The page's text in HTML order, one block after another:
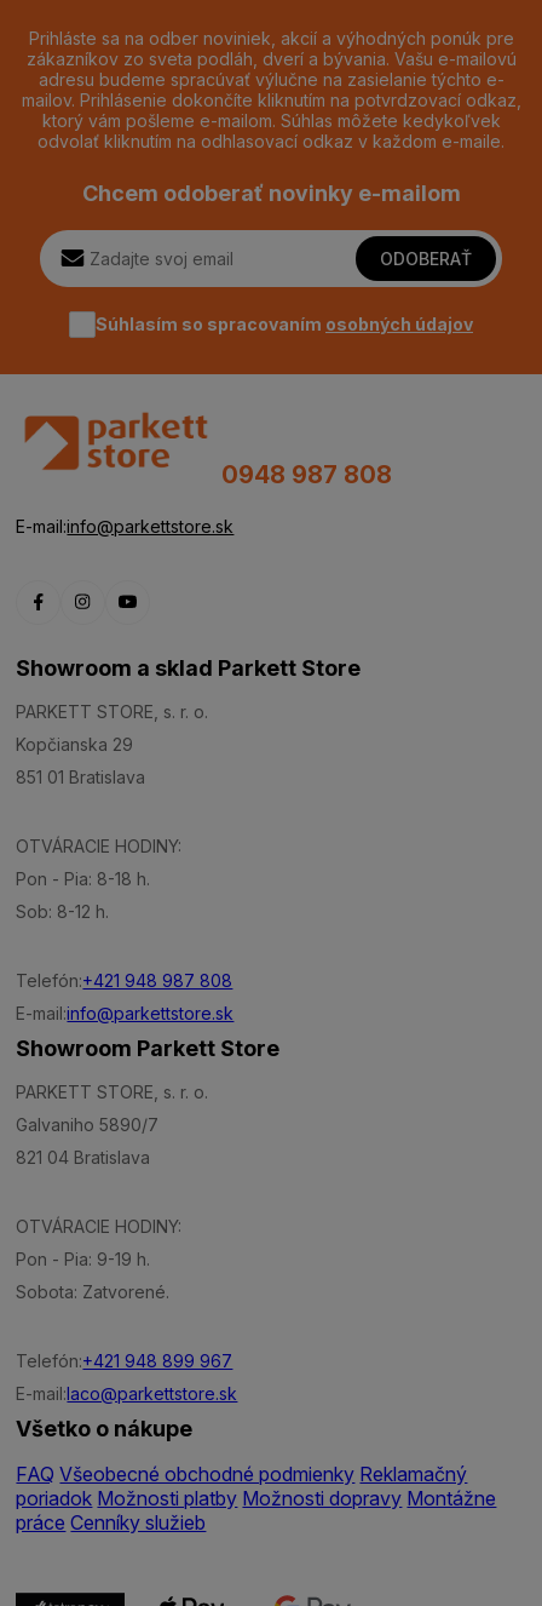
Prihláste sa na odber noviniek, akcií a výhodných ponúk pre
zákazníkov zo sveta podláh, dverí a bývania. Vašu e-mailovú
adresu budeme spracúvať výlučne na zasielanie týchto e-
mailov. Prihlásenie dokončíte kliknutím na potvrdzovací odkaz,
ktorý vám pošleme e-mailom. Súhlas môžete kedykoľvek
odvolať kliknutím na odhlasovací odkaz v každom e-maile.
Chcem odoberať novinky e-mailom
ODOBERAŤ
Súhlasím so spracovaním osobných údajov
0948 987 808
E-mail:info@parkettstore.sk
Showroom a sklad Parkett Store
PARKETT STORE, s. r. o.
Kopčianska 29
851 01 Bratislava
OTVÁRACIE HODINY:
Pon - Pia: 8-18 h.
Sob: 8-12 h.
Telefón:+421 948 987 808
E-mail:info@parkettstore.sk
Showroom Parkett Store
PARKETT STORE, s. r. o.
Galvaniho 5890/7
821 04 Bratislava
OTVÁRACIE HODINY:
Pon - Pia: 9-19 h.
Sobota: Zatvorené.
Telefón:+421 948 899 967
E-mail:laco@parkettstore.sk
Všetko o nákupe
FAQ Všeobecné obchodné podmienky Reklamačný
poriadok Možnosti platby Možnosti dopravy Montážne
práce Cenníky služieb